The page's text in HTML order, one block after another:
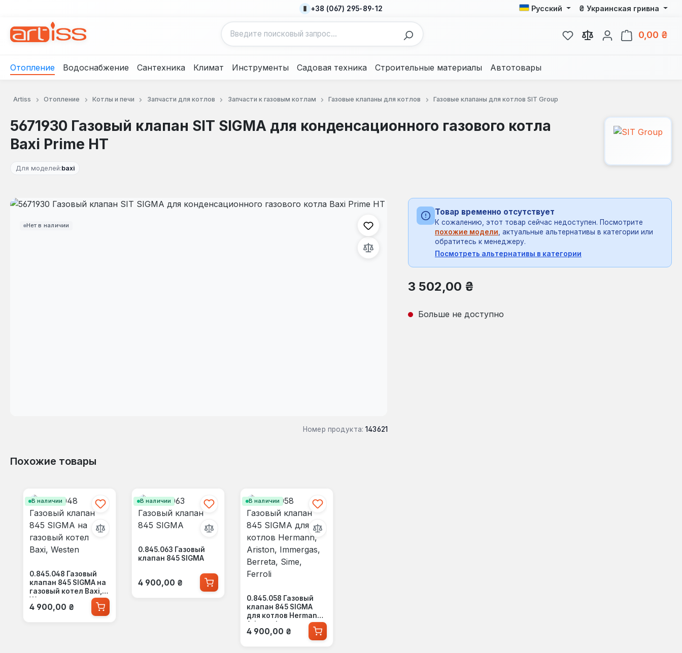
+38 (067) 295-89-12 Русский ₴ Украинская гривна
У вас есть товары из
0,00 ₴
Отопление Водоснабжение Сантехника Климат Инструменты Садовая техника Строительные материалы Автотовары
Artiss Отопление Котлы и печи Запчасти для котлов Запчасти к газовым котлам Газовые клапаны для котлов Газовые клапаны для котлов SIT Group
5671930 Газовый клапан SIT SIGMA для конденсационного газового котла
Baxi Prime HT
Для моделей:baxi
Нет в наличии
Пропустить галерею изображений
Номер продукта: 143621
Товар временно отсутствует
К сожалению, этот товар сейчас недоступен. Посмотрите
похожие модели , актуальные альтернативы в категории или
обратитесь к менеджеру.
Посмотреть альтернативы в категории
Обычная цена:
3 502,00 ₴
Больше не доступно
Похожие товары
В наличии
0.845.048 Газовый
клапан 845 SIGMA на
газовый котел Baxi,
Westen
Обычная цена:
4 900,00 ₴
В наличии
0.845.063 Газовый
клапан 845 SIGMA
Обычная цена:
4 900,00 ₴
В наличии
0.845.058 Газовый
клапан 845 SIGMA
для котлов Hermann,
Ariston, Immergas,
Berreta, Sime, Ferroli
Обычная цена:
4 900,00 ₴